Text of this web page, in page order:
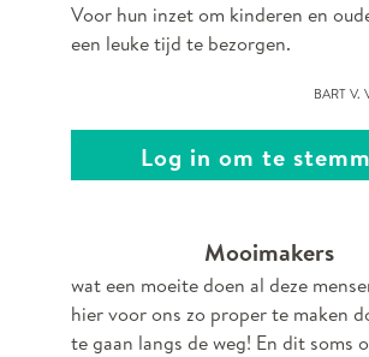
Voor hun inzet om kinderen en
een leuke tijd te bezorgen.
Bart V.
Log in om te
Mooimakers
wat een moeite doen al deze
hier voor ons zo proper te maken
te gaan langs de weg! En dit soms